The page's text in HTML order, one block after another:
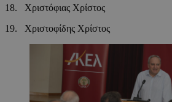
18. Χριστόφιας Χρίστος
19. Χριστοφίδης Χρίστος